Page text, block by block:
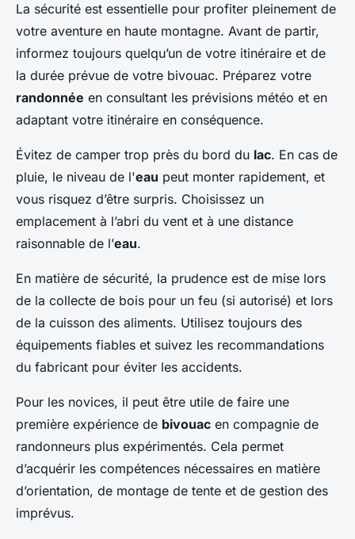
La sécurité est essentielle pour profiter pleinement de
votre aventure en haute montagne. Avant de partir,
informez toujours quelqu’un de votre itinéraire et de
la durée prévue de votre bivouac. Préparez votre
randonnée en consultant les prévisions météo et en
adaptant votre itinéraire en conséquence.
Évitez de camper trop près du bord du lac. En cas de
pluie, le niveau de l'eau peut monter rapidement, et
vous risquez d’être surpris. Choisissez un
emplacement à l’abri du vent et à une distance
raisonnable de l’eau.
En matière de sécurité, la prudence est de mise lors
de la collecte de bois pour un feu (si autorisé) et lors
de la cuisson des aliments. Utilisez toujours des
équipements fiables et suivez les recommandations
du fabricant pour éviter les accidents.
Pour les novices, il peut être utile de faire une
première expérience de bivouac en compagnie de
randonneurs plus expérimentés. Cela permet
d’acquérir les compétences nécessaires en matière
d’orientation, de montage de tente et de gestion des
imprévus.